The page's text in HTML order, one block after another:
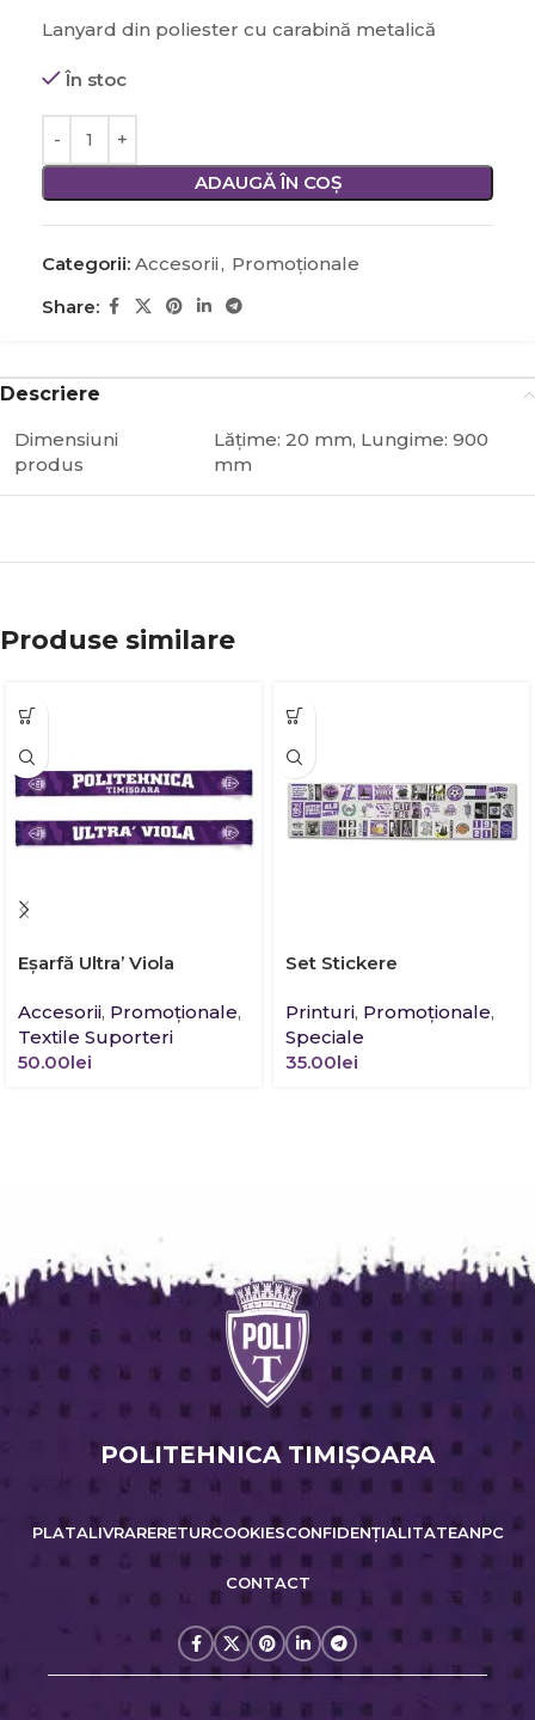
Lanyard din poliester cu carabină metalică
În stoc
ADAUGĂ ÎN COȘ
Categorii: Accesorii, Promoţionale
Share:
Descriere
Dimensiuni
produs
Lățime: 20 mm, Lungime: 900
mm
Produse similare
Eșarfă Ultra’ Viola
Accesorii, Promoţionale,
Textile Suporteri
50.00lei
Set Stickere
Printuri, Promoţionale,
Speciale
35.00lei
POLITEHNICA TIMIŞOARA
PLATALIVRARERETURCOOKIESCONFIDENȚIALITATEANPC
CONTACT